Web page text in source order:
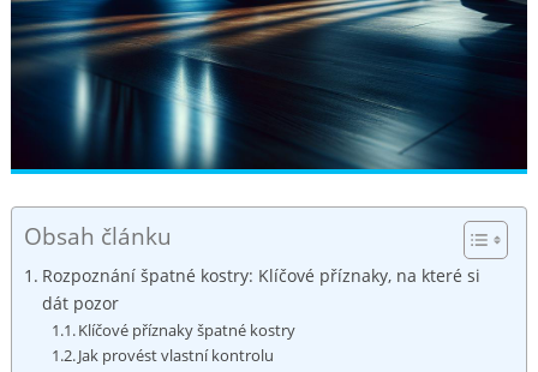
Obsah článku
Rozpoznání špatné kostry: Klíčové příznaky, na které si
dát pozor
Klíčové příznaky špatné ⁣kostry
Jak provést vlastní kontrolu